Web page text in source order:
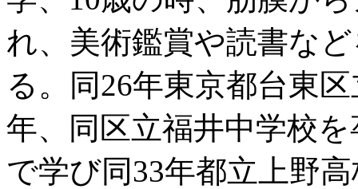
れ、美術鑑賞や読書な
る。同26年東京都台東
年、同区立福井中学校
で学び同33年都立上野